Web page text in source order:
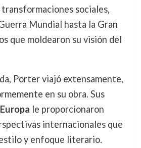
sociales,
Mundial hasta la Gran
que moldearon su visión del
Porter viajó extensamente,
en su obra. Sus
le proporcionaron
internacionales que
y enfoque literario.